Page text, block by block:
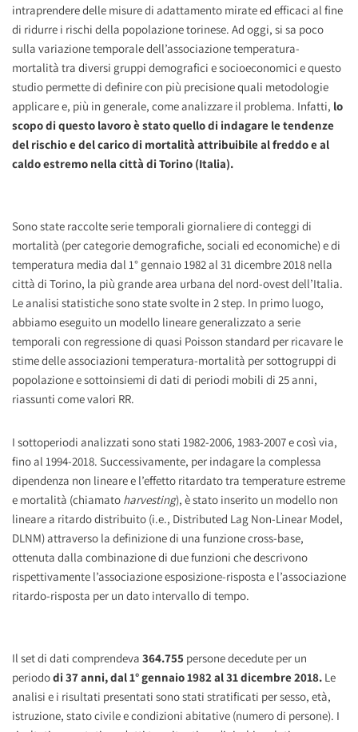
intraprendere delle misure di adattamento mirate ed efficaci al fine
di ridurre i rischi della popolazione torinese. Ad oggi, si sa poco
sulla variazione temporale dell’associazione temperatura-
mortalità tra diversi gruppi demografici e socioeconomici e questo
studio permette di definire con più precisione quali metodologie
applicare e, più in generale, come analizzare il problema. Infatti, lo
scopo di questo lavoro è stato quello di indagare le tendenze
del rischio e del carico di mortalità attribuibile al freddo e al
caldo estremo nella città di Torino (Italia).
Sono state raccolte serie temporali giornaliere di conteggi di
mortalità (per categorie demografiche, sociali ed economiche) e di
temperatura media dal 1° gennaio 1982 al 31 dicembre 2018 nella
città di Torino, la più grande area urbana del nord-ovest dell’Italia.
Le analisi statistiche sono state svolte in 2 step. In primo luogo,
abbiamo eseguito un modello lineare generalizzato a serie
temporali con regressione di quasi Poisson standard per ricavare le
stime delle associazioni temperatura-mortalità per sottogruppi di
popolazione e sottoinsiemi di dati di periodi mobili di 25 anni,
riassunti come valori RR.
I sottoperiodi analizzati sono stati 1982-2006, 1983-2007 e così via,
fino al 1994-2018. Successivamente, per indagare la complessa
dipendenza non lineare e l’effetto ritardato tra temperature estreme
e mortalità (chiamato harvesting), è stato inserito un modello non
lineare a ritardo distribuito (i.e., Distributed Lag Non-Linear Model,
DLNM) attraverso la definizione di una funzione cross-base,
ottenuta dalla combinazione di due funzioni che descrivono
rispettivamente l’associazione esposizione-risposta e l’associazione
ritardo-risposta per un dato intervallo di tempo.
Il set di dati comprendeva 364.755 persone decedute per un
periododi 37 anni, dal 1° gennaio 1982 al 31 dicembre 2018. Le
analisi e i risultati presentati sono stati stratificati per sesso, età,
istruzione, stato civile e condizioni abitative (numero di persone). I